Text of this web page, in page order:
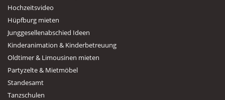
Hochzeitsvideo
Hüpfburg mieten
Junggesellenabschied Ideen
Kinderanimation & Kinderbetreuung
Oldtimer & Limousinen mieten
Partyzelte & Mietmöbel
Standesamt
Tanzschulen